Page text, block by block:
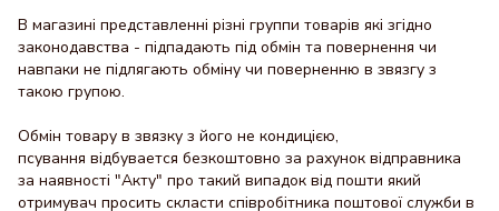
В магазині представленні різні группи товарів які згідно
законодавства - підпадають під обмін та повернення чи
навпаки не підлягають обміну чи поверненню в звязгу з
такою групою.
Обмін товару в звязку з його не кондицією,
псування відбувается безкоштовно за рахунок відправника
за наявності "Акту" про такий випадок від пошти який
отримувач просить скласти співробітника поштової служби в